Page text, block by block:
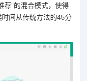
荐”的混合模式，使得
间从传统方法的45分